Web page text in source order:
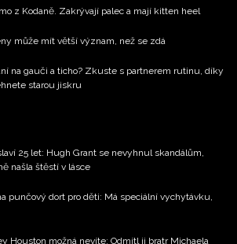
z Kodaně. Zakrývají palec a mají kitten heel
může mít větší význam, než se zdá
na gauči a ticho? Zkuste s partnerem rutinu, díky
starou jiskru
25 let: Hugh Grant se nevyhnul skandálům,
našla štěstí v lásce
punčový dort pro děti: Má speciální vychytávku,
Houston možná nevíte: Odmítl ji bratr Michaela